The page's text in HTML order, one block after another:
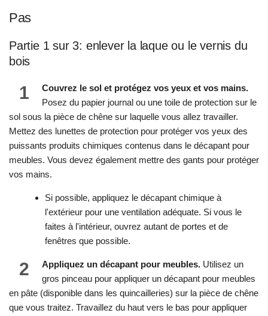
Pas
Partie 1 sur 3: enlever la laque ou le vernis du
bois
1
Couvrez le sol et protégez vos yeux et vos mains.
Posez du papier journal ou une toile de protection sur le
sol sous la pièce de chêne sur laquelle vous allez travailler.
Mettez des lunettes de protection pour protéger vos yeux des
puissants produits chimiques contenus dans le décapant pour
meubles. Vous devez également mettre des gants pour protéger
vos mains.
Si possible, appliquez le décapant chimique à
l'extérieur pour une ventilation adéquate. Si vous le
faites à l'intérieur, ouvrez autant de portes et de
fenêtres que possible.
2 Appliquez un décapant pour meubles. Utilisez un
gros pinceau pour appliquer un décapant pour meubles
en pâte (disponible dans les quincailleries) sur la pièce de chêne
que vous traitez. Travaillez du haut vers le bas pour appliquer